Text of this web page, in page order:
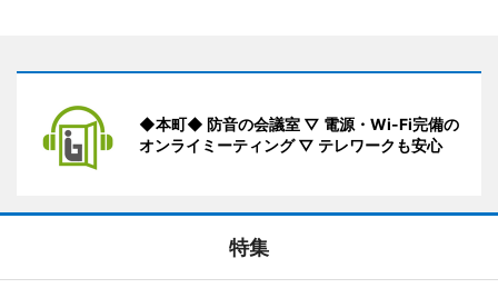
◆本町◆ 防音の会議室 ▽ 電源・Wi-Fi完備の
オンライミーティング ▽ テレワークも安心
特集